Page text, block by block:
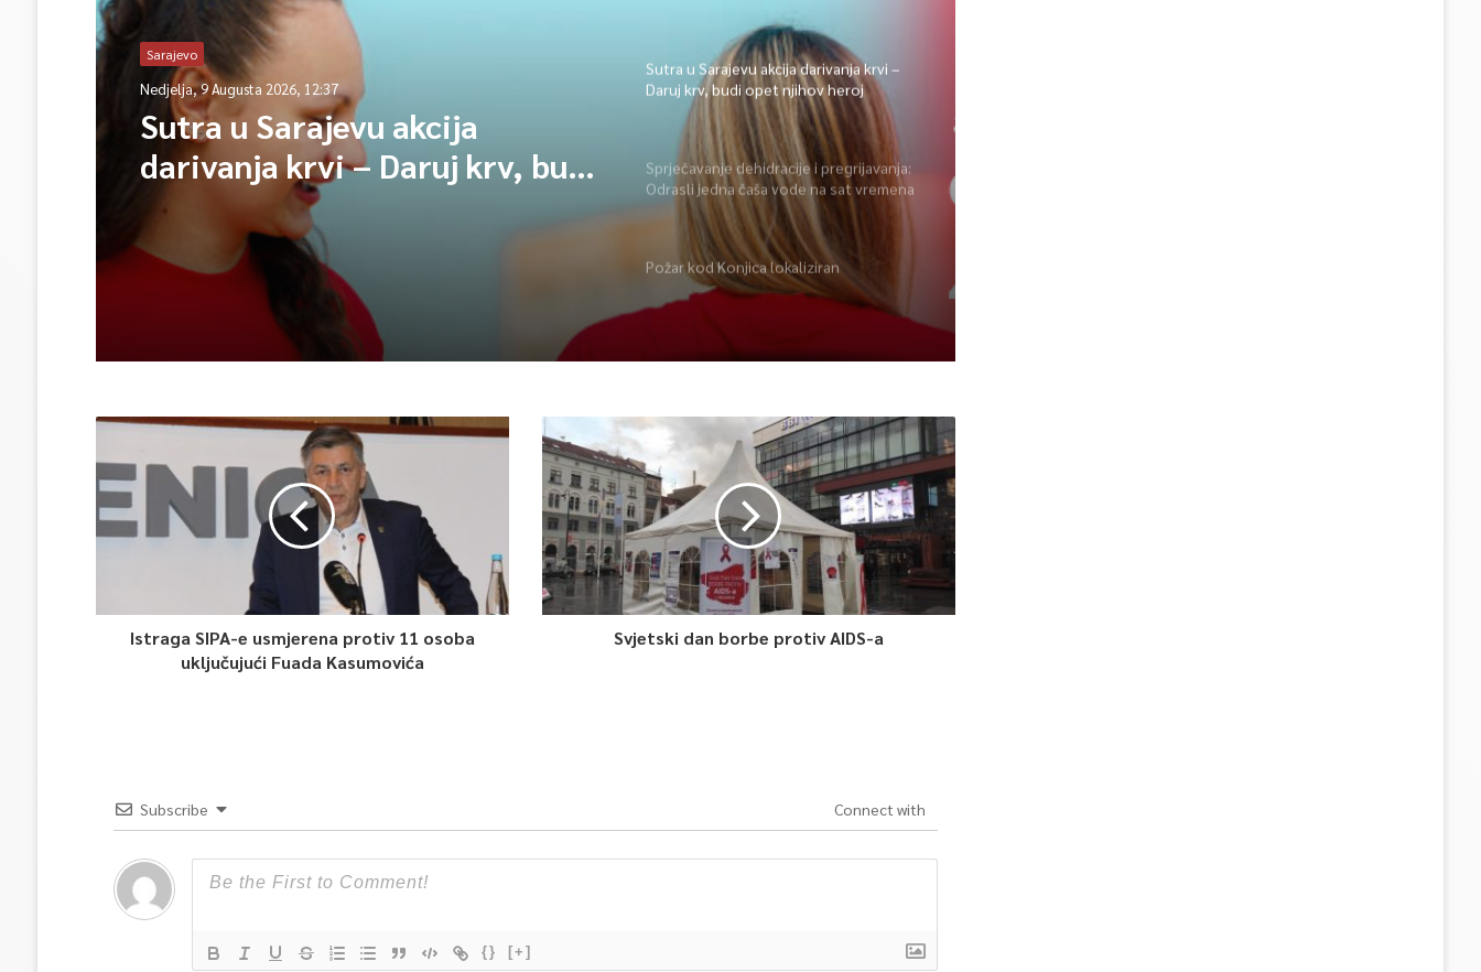
Sarajevo
Nedjelja, 9 Augusta 2026, 12:37
Sutra u Sarajevu akcija
darivanja krvi – Daruj krv, budi
opet njihov heroj
Sutra u Sarajevu akcija darivanja krvi –
Daruj krv, budi opet njihov heroj
Sprječavanje dehidracije i pregrijavanja:
Odrasli jedna čaša vode na sat vremena
Požar kod Konjica lokaliziran
Istraga SIPA-e usmjerena protiv 11 osoba
uključujući Fuada Kasumovića
Svjetski dan borbe protiv AIDS-a
Subscribe Connect with
{} [+]